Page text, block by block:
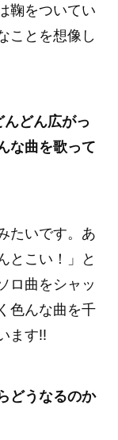
鞠をついてい
ことを想像し
どん広がっ
な曲を歌って
たいです。あ
とこい！」と
ロ曲をシャッ
色んな曲を千
ます!!
どうなるのか